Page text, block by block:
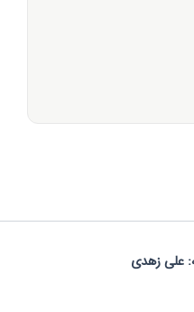
علی زهدی